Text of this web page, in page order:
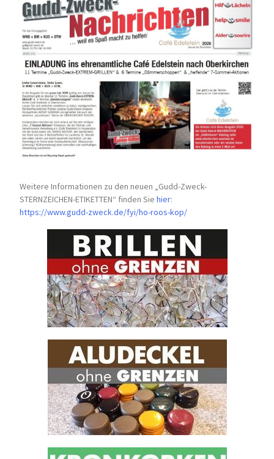
Weitere Informationen zu den neuen „Gudd-Zweck-
STERNZEICHEN-ETIKETTEN“ finden Siehier:
https://www.gudd-zweck.de/fyi/ho-roos-kop/